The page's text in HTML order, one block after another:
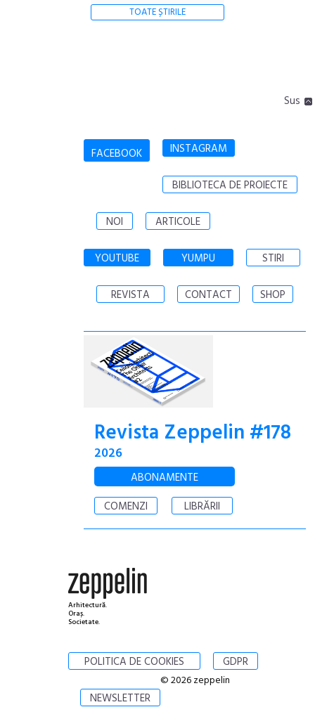
TOATE ȘTIRILE
Sus
FACEBOOK INSTAGRAM
BIBLIOTECA DE PROIECTE
NOI ARTICOLE
YOUTUBE YUMPU STIRI
REVISTA CONTACT SHOP
Revista Zeppelin #178
2026
ABONAMENTE
COMENZI
LIBRĂRII
Arhitectură.
Oraș.
Societate.
POLITICA DE COOKIES GDPR
NEWSLETTER
© 2026 zeppelin